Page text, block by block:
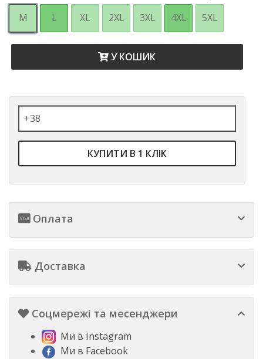
M L XL 2XL 3XL 4XL 5XL
У КОШИК
КУПИТИ В 1 КЛІК
Оплата
Доставка
Соцмережі та месенджери
Ми в Instagram
Ми в Facebook